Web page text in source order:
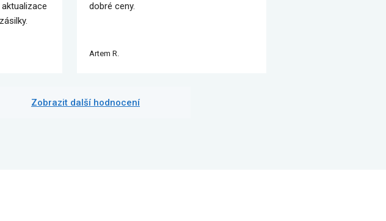
dobré ceny.
Artem R.
Zobrazit další hodnocení